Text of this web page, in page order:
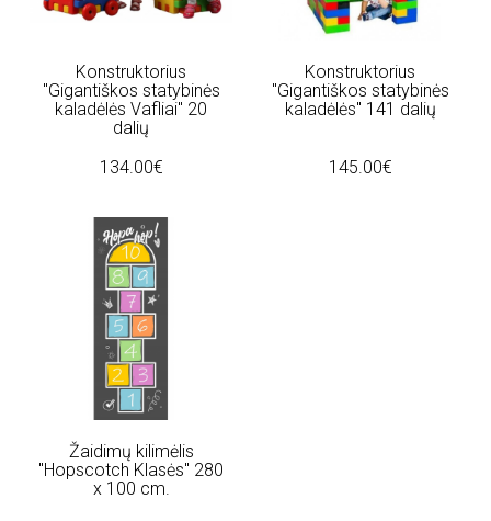
Konstruktorius
"Gigantiškos statybinės
kaladėlės Vafliai" 20
dalių
134.00€
Konstruktorius
"Gigantiškos statybinės
kaladėlės" 141 dalių
145.00€
Žaidimų kilimėlis
"Hopscotch Klasės" 280
x 100 cm.